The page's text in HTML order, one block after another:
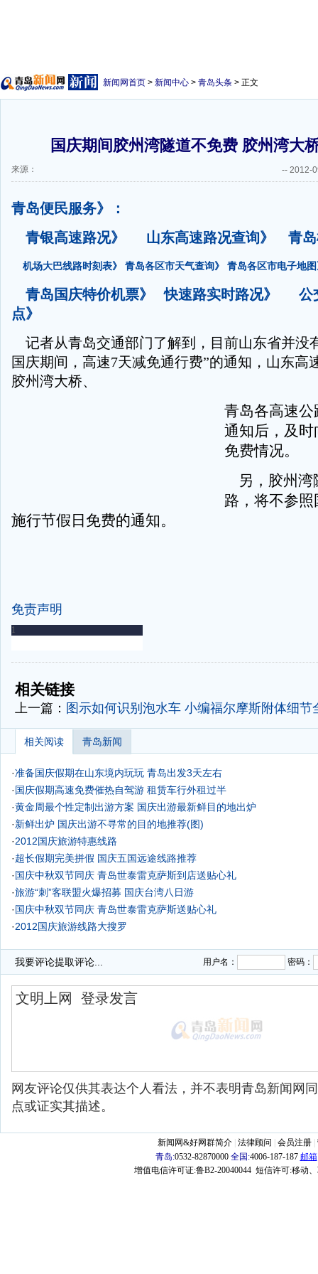
新闻网首页 > 新闻中心 > 青岛头条 > 正文
国庆期间胶州湾隧道不免费 胶州湾大
来源： -- 2012-
青岛便民服务》：
青银高速路况》
山东高速路况查询》 青
机场大巴线路时刻表》 青岛各区市天气查询》 青岛各区市电子地
青岛国庆特价机票》 快速路实时路况》
公
点》
记者从青岛交通部门了解到，目前山东省并没
国庆期间，高速7天减免通行费”的通知，山东高
胶州湾大桥、
青岛各高速
通知后，及
免费情况。
另，胶州湾
路，将不参
施行节假日免费的通知。
免责声明
-
相关链接
上一篇： 图示如何识别泡水车 小编福尔摩斯附体细节
相关阅读 青岛新闻
·准备国庆假期在山东境内玩玩 青岛出发3天左右
·国庆假期高速免费催热自驾游 租赁车行外租过半
·黄金周最个性定制出游方案 国庆出游最新鲜目的地出炉
·新鲜出炉 国庆出游不寻常的目的地推荐(图)
·2012国庆旅游特惠线路
·超长假期完美拼假 国庆五国远途线路推荐
·国庆中秋双节同庆 青岛世泰雷克萨斯到店送贴心礼
·旅游“刺”客联盟火爆招募 国庆台湾八日游
·国庆中秋双节同庆 青岛世泰雷克萨斯送贴心礼
·2012国庆旅游线路大搜罗
我要评论提取评论... 用户名： 密码：
网友评论仅供其表达个人看法，并不表明青岛新闻网
点或证实其描述。